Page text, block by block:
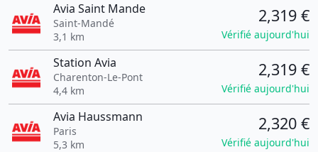
Avia Saint Mande
Saint-Mandé
3,1 km
2,319 €
Vérifié aujourd'hui
Station Avia
Charenton-Le-Pont
4,4 km
2,319 €
Vérifié aujourd'hui
Avia Haussmann
Paris
5,3 km
2,320 €
Vérifié aujourd'hui